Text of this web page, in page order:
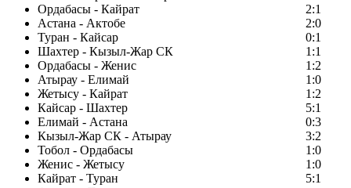
Ордабасы - Кайрат
2:1
Астана - Актобе
2:0
Туран - Кайсар
0:1
Шахтер - Кызыл-Жар СК
1:1
Ордабасы - Женис
1:2
Атырау - Елимай
1:0
Жетысу - Кайрат
1:2
Кайсар - Шахтер
5:1
Елимай - Астана
0:3
Кызыл-Жар СК - Атырау
3:2
Тобол - Ордабасы
1:0
Женис - Жетысу
1:0
Кайрат - Туран
5:1